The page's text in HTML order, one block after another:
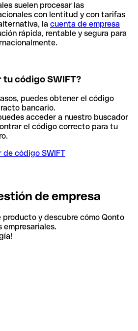
suelen procesar las
con lentitud y con tarifas
la cuenta de empresa
rápida, rentable y segura para
código SWIFT?
puedes obtener el código
bancario.
acceder a nuestro buscador
el código correcto para tu
de código SWIFT
de empresa
y descubre cómo Qonto
empresariales.